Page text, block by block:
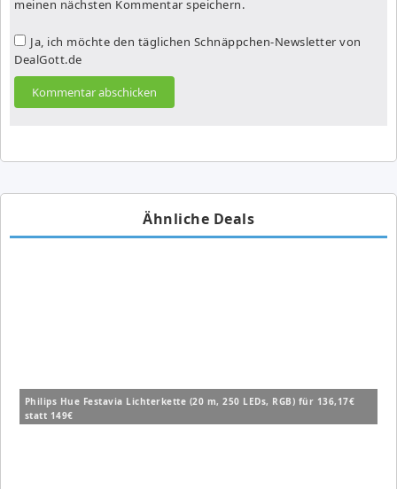
meinen nächsten Kommentar speichern.
Ja, ich möchte den täglichen Schnäppchen-Newsletter von
DealGott.de
Ähnliche Deals
Philips Hue Festavia Lichterkette (20 m, 250 LEDs, RGB) für 136,17€
statt 149€